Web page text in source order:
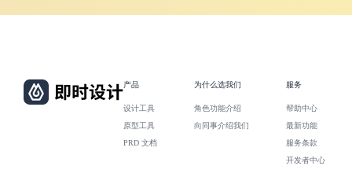
产品
设计工具
原型工具
PRD 文档
为什么选我们
角色功能介绍
向同事介绍我们
服务
帮助中心
最新功能
服务条款
开发者中心